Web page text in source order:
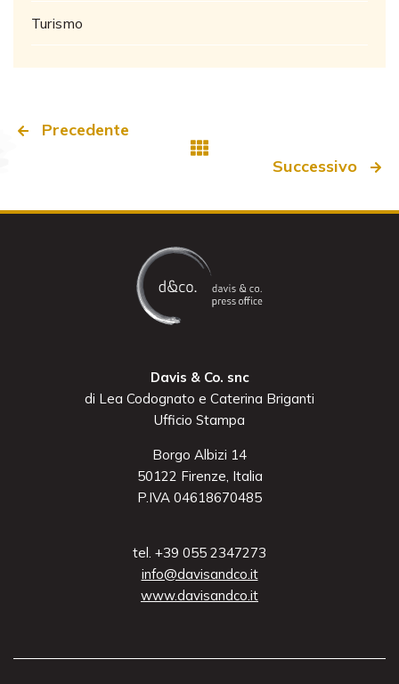
Turismo
Precedente
Successivo
Davis & Co. snc
di Lea Codognato e Caterina Briganti
Ufficio Stampa
Borgo Albizi 14
50122 Firenze, Italia
P.IVA 04618670485
tel. +39 055 2347273
info@davisandco.it
www.davisandco.it